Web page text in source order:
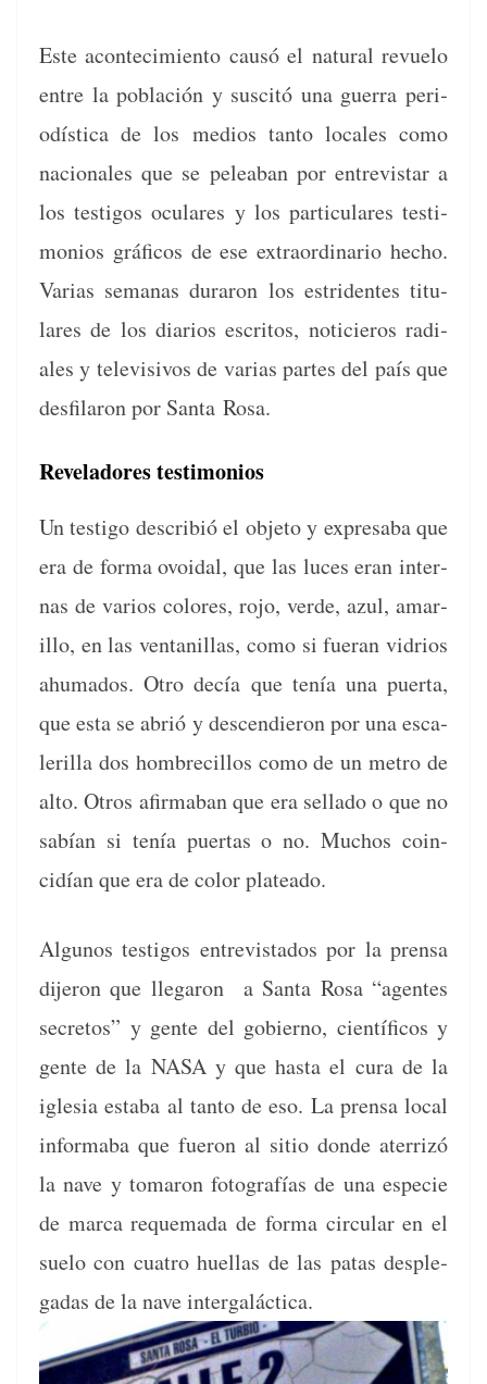
Este acon­tec­imien­to causó el nat­ur­al revue­lo
entre la población y sus­citó una guer­ra peri­
odís­ti­ca de los medios tan­to locales como
nacionales que se pelea­ban por entre­vis­tar a
los tes­ti­gos ocu­lares y los par­tic­u­lares tes­ti­
mo­nios grá­fi­cos de ese extra­or­di­nario hecho.
Varias sem­anas duraron los estri­dentes tit­u­
lares de los diar­ios escritos, noticieros radi­
ales y tele­vi­sivos de varias partes del país que
des­fi­laron por San­ta Rosa.
Reveladores testimonios
Un tes­ti­go describió el obje­to y expresa­ba que
era de for­ma ovoidal, que las luces eran inter­
nas de var­ios col­ores, rojo, verde, azul, amar­
il­lo, en las ven­tanil­las, como si fuer­an vidrios
ahu­ma­dos. Otro decía que tenía una puer­ta,
que esta se abrió y descendieron por una esca­
ler­il­la dos hom­bre­cil­los como de un metro de
alto. Otros afirma­ban que era sel­l­a­do o que no
sabían si tenía puer­tas o no. Muchos coin­
cidían que era de col­or plateado.
Algunos tes­ti­gos entre­vis­ta­dos por la pren­sa
dijeron que lle­garon a San­ta Rosa “agentes
secre­tos” y gente del gob­ier­no, cien­tí­fi­cos y
gente de la NASA y que has­ta el cura de la
igle­sia esta­ba al tan­to de eso. La pren­sa local
informa­ba que fueron al sitio donde ater­rizó
la nave y tomaron fotografías de una especie
de mar­ca reque­ma­da de for­ma cir­cu­lar en el
sue­lo con cua­tro huel­las de las patas desple­
gadas de la nave intergaláctica.